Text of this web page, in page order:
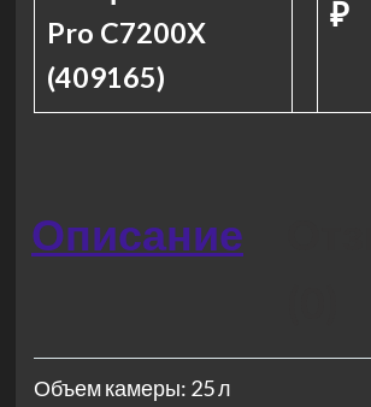
Pro C7200X
(409165)
₽
Описание
Объем камеры: 25 л